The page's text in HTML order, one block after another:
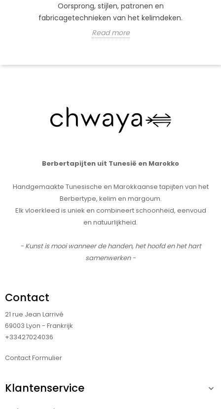
Oorsprong, stijlen, patronen en
fabricagetechnieken van het kelimdeken.
Read more
Berbertapijten uit Tunesië en Marokko
Handgemaakte Tunesische en Marokkaanse tapijten van het
Berbertype, kelim en margoum.
Elk vloerkleed is uniek en combineert schoonheid, eenvoud
en natuurlijkheid.
- Kunst is mooi wanneer de handen, het hoofd en het hart
samenwerken -
Contact
21 rue Jean Larrivé
69003 Lyon - Frankrijk
+33427024036
Contact Formulier
Klantenservice 